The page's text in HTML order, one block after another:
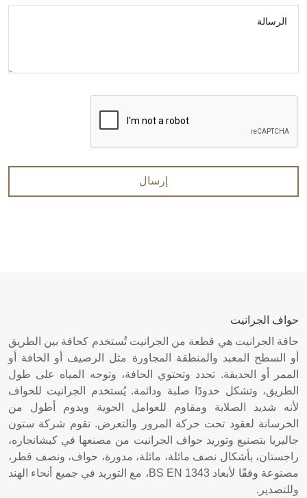
الرسالة
إرسال
حواف الجرانيت
حافة الجرانيت هي قطعة من الجرانيت تُستخدم كحافة بين الطريق
أو السطح المعبد والمنطقة المجاورة مثل الرصيف أو الحافة أو
الممر أو الحديقة. تحدد وتحتوي الحافة، وتوجه المياه على طول
الطريق، وتشكل حدودًا صلبة ودائمة. يُستخدم الجرانيت للحواف
لأنه شديد الصلابة ومقاوم للعوامل الجوية ويدوم أطول من
الخرسانة لعقود تحت حركة المرور والتعرض. تقوم شركة ستون
جاليريا بتصنيع وتوريد حواف الجرانيت من مصنعها في كيشانجاره،
راجستان، بأشكال نصف مائلة، مائلة، مدورة، حواف، ونصف قطر،
مصنوعة وفقًا لأبعاد BS EN 1343، مع التوريد في جميع أنحاء الهند
وللتصدير.